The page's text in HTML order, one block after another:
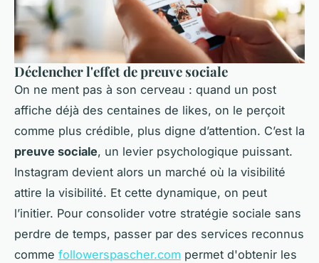
Déclencher l'effet de preuve sociale
On ne ment pas à son cerveau : quand un post
affiche déjà des centaines de likes, on le perçoit
comme plus crédible, plus digne d’attention. C’est la
preuve sociale, un levier psychologique puissant.
Instagram devient alors un marché où la visibilité
attire la visibilité. Et cette dynamique, on peut
l’initier. Pour consolider votre stratégie sociale sans
perdre de temps, passer par des services reconnus
comme followerspascher.com permet d'obtenir les